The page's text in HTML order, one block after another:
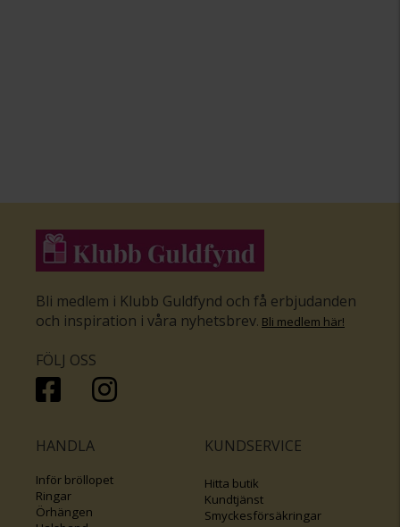
Bli medlem i Klubb Guldfynd och få erbjudanden
och inspiration i våra nyhetsbrev. Bli medlem här!
FÖLJ OSS
HANDLA
Inför bröllopet
Ringar
Örhängen
KUNDSERVICE
Hitta butik
Kundtjänst
Smyckesförsäkringar